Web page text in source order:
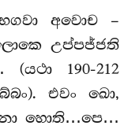
භගවා අවොච –
උප්පජ්ජති
(යථා 190-212
එවං ඛො,
හොති…පෙ…